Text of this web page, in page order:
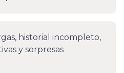
historial incompleto,
y sorpresas